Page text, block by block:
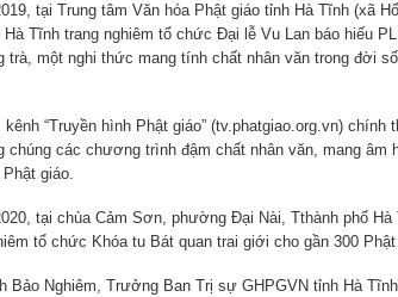
tại Trung tâm Văn hóa Phật giáo tỉnh Hà Tĩnh (xã
Tĩnh trang nghiêm tổ chức Đại lễ Vu Lan báo hiếu
trà, một nghi thức mang tính chất nhân văn trong đời
kênh “Truyền hình Phật giáo” (tv.phatgiao.org.vn)
chúng các chương trình đậm chất nhân văn, mang âm
giáo.
tại chùa Cảm Sơn, phường Đại Nài, Tthành phố
tổ chức Khóa tu Bát quan trai giới cho gần 300
Bảo Nghiêm, Trưởng Ban Trị sự GHPGVN tỉnh Hà